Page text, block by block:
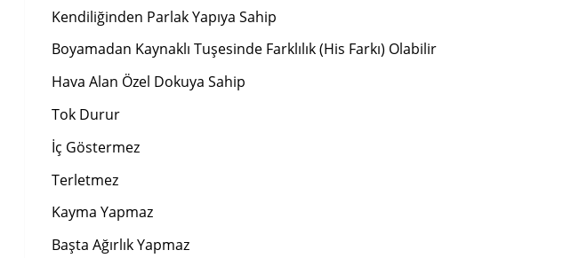
Kendiliğinden Parlak Yapıya Sahip
Boyamadan Kaynaklı Tuşesinde Farklılık (His Farkı) Olabilir
Hava Alan Özel Dokuya Sahip
Tok Durur
İç Göstermez
Terletmez
Kayma Yapmaz
Başta Ağırlık Yapmaz